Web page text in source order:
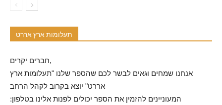
תעלומות ארץ אררט
חברים יקרים,
אנחנו שמחים וגאים לבשר לכם שהספר שלנו "תעלומות ארץ
אררט" יוצא בקרוב לקהל הרחב
המעוניינים להזמין את הספר יכולים לפנות אלינו בטלפון: